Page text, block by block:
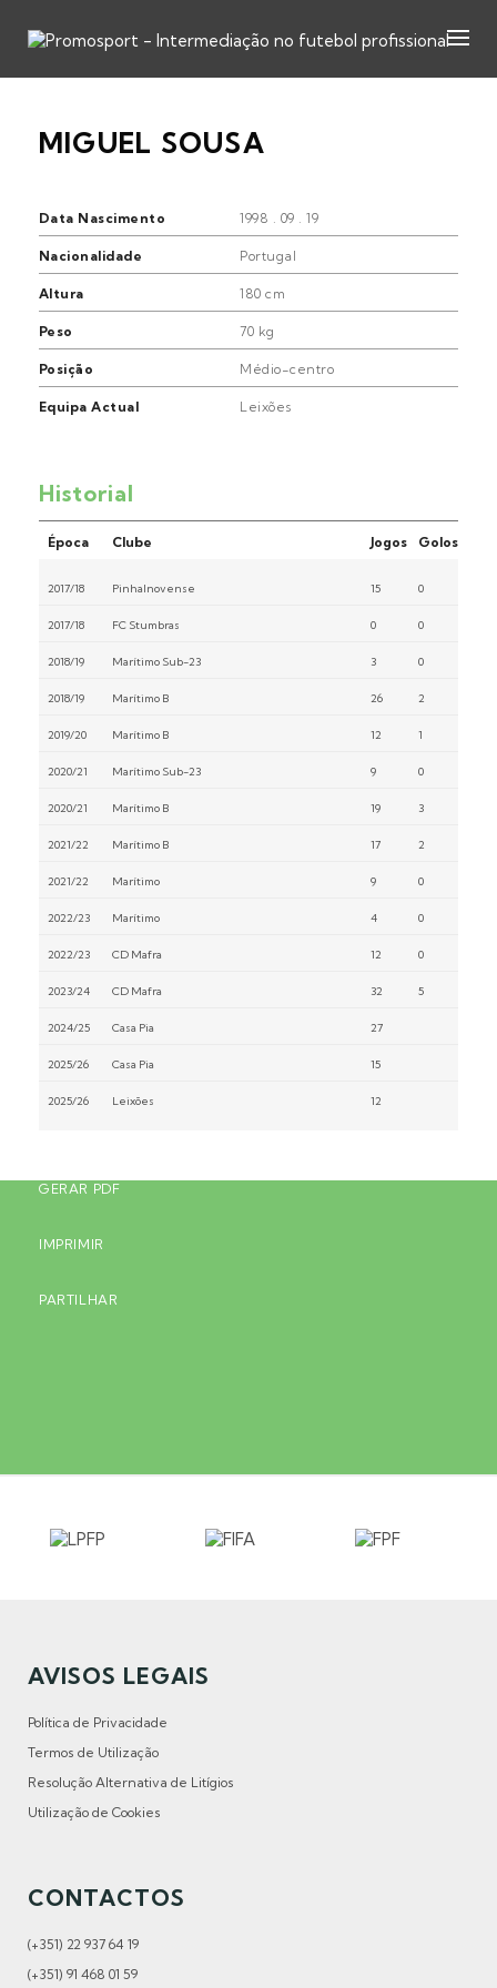
MIGUEL SOUSA
Data Nascimento 1998 . 09 . 19
Nacionalidade Portugal
Altura 180 cm
Peso 70 kg
Posição Médio-centro
Equipa Actual Leixões
Historial
Época Clube Jogos Golos
2017/18 Pinhalnovense 15 0
2017/18 FC Stumbras 0 0
2018/19 Marítimo Sub-23 3 0
2018/19 Marítimo B 26 2
2019/20 Marítimo B 12 1
2020/21 Marítimo Sub-23 9 0
2020/21 Marítimo B 19 3
2021/22 Marítimo B 17 2
2021/22 Marítimo 9 0
2022/23 Marítimo 4 0
2022/23 CD Mafra 12 0
2023/24 CD Mafra 32 5
2024/25 Casa Pia 27
2025/26 Casa Pia 15
2025/26 Leixões 12
GERAR PDF
IMPRIMIR
PARTILHAR
AVISOS LEGAIS
Política de Privacidade
Termos de Utilização
Resolução Alternativa de Litígios
Utilização de Cookies
CONTACTOS
(+351) 22 937 64 19
(+351) 91 468 01 59